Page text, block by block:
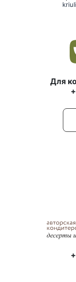
Для